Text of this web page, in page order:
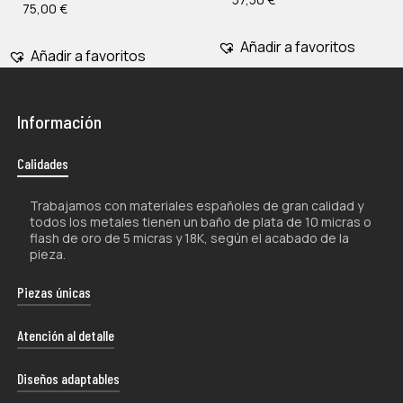
75,00 €
Añadir a favoritos Añadir a favoritos
Información
Calidades
Trabajamos con materiales españoles de gran calidad y
todos los metales tienen un baño de plata de 10 micras o
flash de oro de 5 micras y 18K, según el acabado de la
pieza.
Piezas únicas
La naturaleza artesanal de nuestros productos los hace
únicos por lo que, tanto su forma como su color, pueden
fotografías.
Atención al detalle
Cada uno de nuestros envíos se presenta con esmero
en un estuche de diseño exclusivo, proporcionándote la
Diseños adaptables